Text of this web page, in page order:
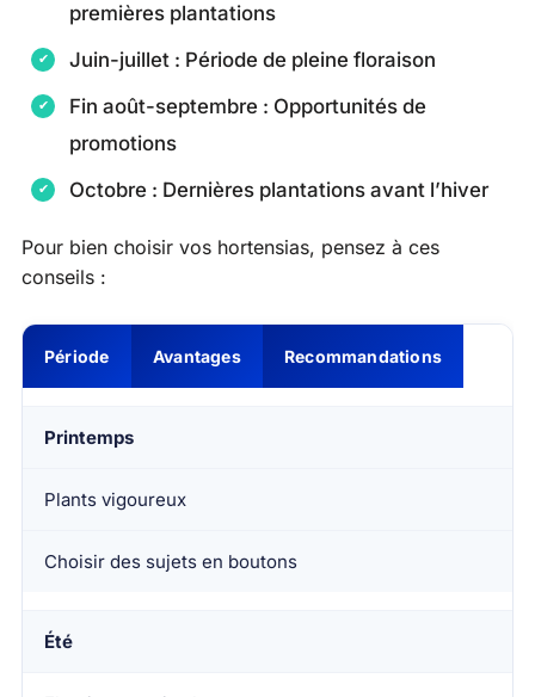
premières plantations
Juin-juillet : Période de pleine floraison
Fin août-septembre : Opportunités de
promotions
Octobre : Dernières plantations avant l’hiver
Pour bien choisir vos hortensias, pensez à ces
conseils :
Période Avantages Recommandations
Printemps
Plants vigoureux
Choisir des sujets en boutons
Été